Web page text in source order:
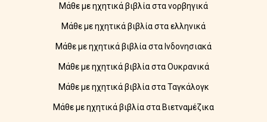
Μάθε με ηχητικά βιβλία στα νορβηγικά
Μάθε με ηχητικά βιβλία στα ελληνικά
Μάθε με ηχητικά βιβλία στα Ινδονησιακά
Μάθε με ηχητικά βιβλία στα Ουκρανικά
Μάθε με ηχητικά βιβλία στα Ταγκάλογκ
Μάθε με ηχητικά βιβλία στα Βιετναμέζικα